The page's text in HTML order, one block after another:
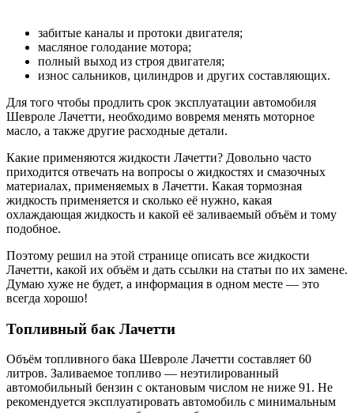
забитые каналы и протоки двигателя;
масляное голодание мотора;
полный выход из строя двигателя;
износ сальников, цилиндров и других составляющих.
Для того чтобы продлить срок эксплуатации автомобиля
Шевроле Лачетти, необходимо вовремя менять моторное
масло, а также другие расходные детали.
Какие применяются жидкости Лачетти? Довольно часто
приходится отвечать на вопросы о жидкостях и смазочных
материалах, применяемых в Лачетти. Какая тормозная
жидкость применяется и сколько её нужно, какая
охлаждающая жидкость и какой её заливаемый объём и тому
подобное.
Поэтому решил на этой странице описать все жидкости
Лачетти, какой их объём и дать ссылки на статьи по их замене.
Думаю хуже не будет, а информация в одном месте — это
всегда хорошо!
Топливный бак Лачетти
Объём топливного бака Шевроле Лачетти составляет 60
литров. Заливаемое топливо — неэтилированный
автомобильный бензин с октановым числом не ниже 91. Не
рекомендуется эксплуатировать автомобиль с минимальным